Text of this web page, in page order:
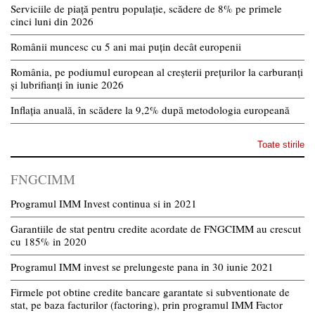
Serviciile de piață pentru populație, scădere de 8% pe primele
cinci luni din 2026
Românii muncesc cu 5 ani mai puțin decât europenii
România, pe podiumul european al creșterii prețurilor la carburanți
și lubrifianți în iunie 2026
Inflația anuală, în scădere la 9,2% după metodologia europeană
Toate stirile
FNGCIMM
Programul IMM Invest continua si in 2021
Garantiile de stat pentru credite acordate de FNGCIMM au crescut
cu 185% in 2020
Programul IMM invest se prelungeste pana in 30 iunie 2021
Firmele pot obtine credite bancare garantate si subventionate de
stat, pe baza facturilor (factoring), prin programul IMM Factor